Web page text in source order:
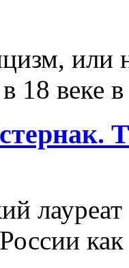
или
18 веке